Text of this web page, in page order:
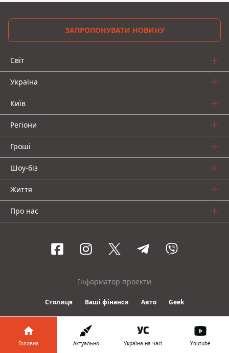
ЗАПРОПОНУВАТИ НОВИНУ
Світ
Україна
Київ
Регіони
Гроші
Шоу-біз
Життя
Про нас
Інформатор проекти
Столиця Ваші фінанси Авто Geek
© 2016-2026 Informator
Головна Актуально Україна на часі Youtube